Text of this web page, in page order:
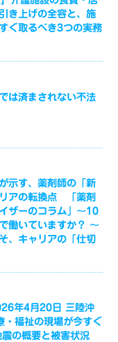
き上げの全容と、施
ぐ取るべき3つの実務
は済まされない不法
示す、薬剤師の「新
アの転換点 「薬剤
ザーのコラム」～10
働いていますか？ ～
、キャリアの「仕切
年4月20日 三陸沖
福祉の現場が今すぐ
の概要と被害状況